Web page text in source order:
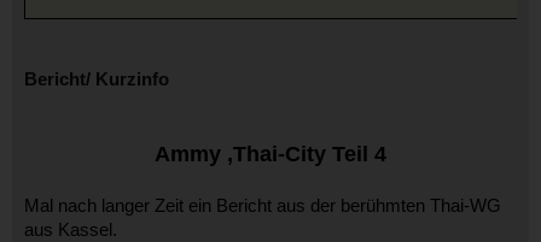
Bericht/ Kurzinfo
Ammy ,Thai-City Teil 4
Mal nach langer Zeit ein Bericht aus der berühmten Thai-WG
aus Kassel.